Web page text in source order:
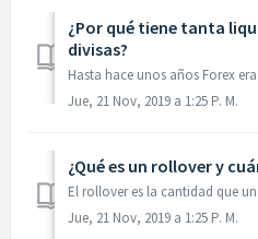
¿Por qué tiene tanta
divisas?
Jue, 21 Nov, 2019 a 1:25 P. M.
¿Qué es un rollover y
Jue, 21 Nov, 2019 a 1:25 P. M.